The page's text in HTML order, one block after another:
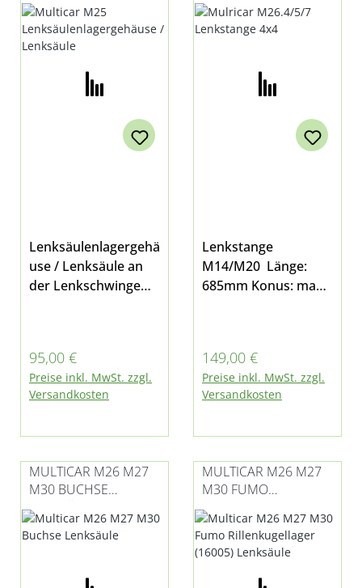
Lenksäulenlagergehä
use / Lenksäule an
der Lenkschwinge
M26 passend) für
Multicar M25 und
M26
Regulärer Preis:
95,00 €
Preise inkl. MwSt. zzgl.
Versandkosten
Lenkstange
M14/M20 Länge:
685mm Konus: max.
M26.7 mit Claas-
Achse
Regulärer Preis:
149,00 €
Preise inkl. MwSt. zzgl.
Versandkosten
MULTICAR M26 M27
M30 BUCHSE
LENKSÄULE
MULTICAR M26 M27
M30 FUMO
RILLENKUGELLAGER
(16005) LENKSÄULE